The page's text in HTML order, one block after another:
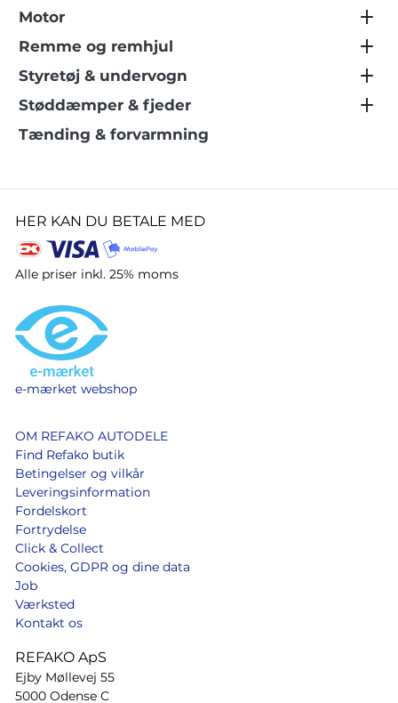
Motor
Remme og remhjul
Styretøj & undervogn
Støddæmper & fjeder
Tænding & forvarmning
HER KAN DU BETALE MED
Alle priser inkl. 25% moms
e-mærket webshop
OM REFAKO AUTODELE
Find Refako butik
Betingelser og vilkår
Leveringsinformation
Fordelskort
Fortrydelse
Click & Collect
Cookies, GDPR og dine data
Job
Værksted
Kontakt os
REFAKO ApS
Ejby Møllevej 55
5000 Odense C